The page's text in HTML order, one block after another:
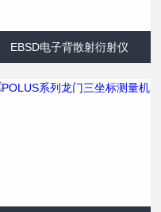
EBSD电子背散射衍射仪